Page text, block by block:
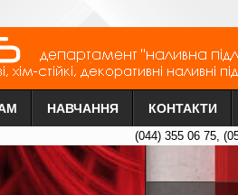
НАВЧАННЯ КОНТАКТИ
(044) 355 06 75,